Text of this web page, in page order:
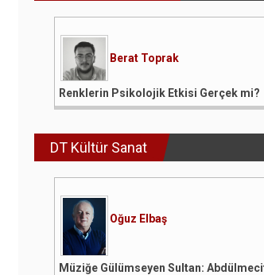
Berat Toprak
Renklerin Psikolojik Etkisi Gerçek mi?
DT Kültür Sanat
Oğuz Elbaş
Müziğe Gülümseyen Sultan: